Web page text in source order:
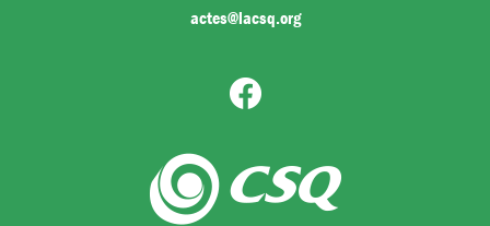
actes@lacsq.org